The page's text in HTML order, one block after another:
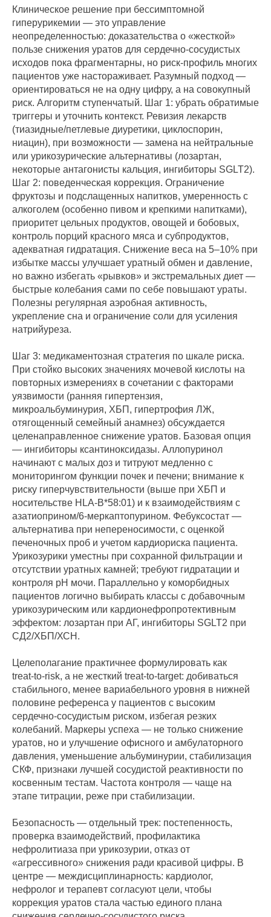
Клиническое решение при бессимптомной
гиперурикемии — это управление
неопределенностью: доказательства о «жесткой»
пользе снижения уратов для сердечно‑сосудистых
исходов пока фрагментарны, но риск‑профиль многих
пациентов уже настораживает. Разумный подход —
ориентироваться не на одну цифру, а на совокупный
риск. Алгоритм ступенчатый. Шаг 1: убрать обратимые
триггеры и уточнить контекст. Ревизия лекарств
(тиазидные/петлевые диуретики, циклоспорин,
ниацин), при возможности — замена на нейтральные
или урикозурические альтернативы (лозартан,
некоторые антагонисты кальция, ингибиторы SGLT2).
Шаг 2: поведенческая коррекция. Ограничение
фруктозы и подслащенных напитков, умеренность с
алкоголем (особенно пивом и крепкими напитками),
приоритет цельных продуктов, овощей и бобовых,
контроль порций красного мяса и субпродуктов,
адекватная гидратация. Снижение веса на 5–10% при
избытке массы улучшает уратный обмен и давление,
но важно избегать «рывков» и экстремальных диет —
быстрые колебания сами по себе повышают ураты.
Полезны регулярная аэробная активность,
укрепление сна и ограничение соли для усиления
натрийуреза.
Шаг 3: медикаментозная стратегия по шкале риска.
При стойко высоких значениях мочевой кислоты на
повторных измерениях в сочетании с факторами
уязвимости (ранняя гипертензия,
микроальбуминурия, ХБП, гипертрофия ЛЖ,
отягощенный семейный анамнез) обсуждается
целенаправленное снижение уратов. Базовая опция
— ингибиторы ксантиноксидазы. Аллопуринол
начинают с малых доз и титруют медленно с
мониторингом функции почек и печени; внимание к
риску гиперчувствительности (выше при ХБП и
носительстве HLA‑B*58:01) и к взаимодействиям с
азатиоприном/6‑меркаптопурином. Фебуксостат —
альтернатива при непереносимости, с оценкой
печеночных проб и учетом кардиориска пациента.
Урикозурики уместны при сохранной фильтрации и
отсутствии уратных камней; требуют гидратации и
контроля рН мочи. Параллельно у коморбидных
пациентов логично выбирать классы с добавочным
урикозурическим или кардионефропротективным
эффектом: лозартан при АГ, ингибиторы SGLT2 при
СД2/ХБП/ХСН.
Целеполагание практичнее формулировать как
treat‑to‑risk, а не жесткий treat‑to‑target: добиваться
стабильного, менее вариабельного уровня в нижней
половине референса у пациентов с высоким
сердечно‑сосудистым риском, избегая резких
колебаний. Маркеры успеха — не только снижение
уратов, но и улучшение офисного и амбулаторного
давления, уменьшение альбуминурии, стабилизация
СКФ, признаки лучшей сосудистой реактивности по
косвенным тестам. Частота контроля — чаще на
этапе титрации, реже при стабилизации.
Безопасность — отдельный трек: постепенность,
проверка взаимодействий, профилактика
нефролитиаза при урикозурии, отказ от
«агрессивного» снижения ради красивой цифры. В
центре — междисциплинарность: кардиолог,
нефролог и терапевт согласуют цели, чтобы
коррекция уратов стала частью единого плана